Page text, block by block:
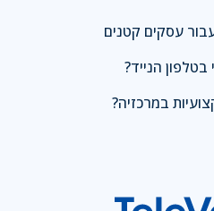
עסקים קטנים
הנייד?
במרכזיה?